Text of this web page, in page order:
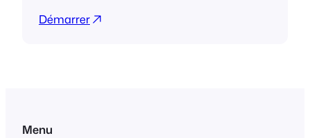
Démarrer
Menu